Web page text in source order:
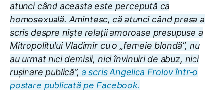
atunci când aceasta este percepută ca
homosexuală. Amintesc, că atunci când presa a
scris despre niște relații amoroase presupuse a
Mitropolitului Vladimir cu o „femeie blondă”, nu
au urmat nici demisii, nici învinuiri de abuz, nici
rușinare publică”, a scris Angelica Frolov într-o
postare publicată pe Facebook.